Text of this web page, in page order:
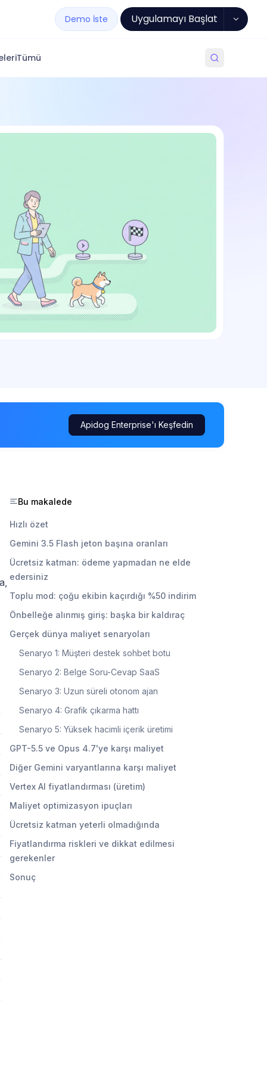
Demo İste Uygulamayı Başlat
Tümü
Apidog Enterprise'ı Keşfedin
Bu makalede
Hızlı özet
Gemini 3.5 Flash jeton başına oranları
Ücretsiz katman: ödeme yapmadan ne elde
edersiniz
Toplu mod: çoğu ekibin kaçırdığı %50 indirim
Önbelleğe alınmış giriş: başka bir kaldıraç
Gerçek dünya maliyet senaryoları
Senaryo 1: Müşteri destek sohbet botu
Senaryo 2: Belge Soru-Cevap SaaS
Senaryo 3: Uzun süreli otonom ajan
Senaryo 4: Grafik çıkarma hattı
Senaryo 5: Yüksek hacimli içerik üretimi
GPT-5.5 ve Opus 4.7'ye karşı maliyet
Diğer Gemini varyantlarına karşı maliyet
Vertex AI fiyatlandırması (üretim)
Maliyet optimizasyon ipuçları
Ücretsiz katman yeterli olmadığında
Fiyatlandırma riskleri ve dikkat edilmesi
gerekenler
Sonuç